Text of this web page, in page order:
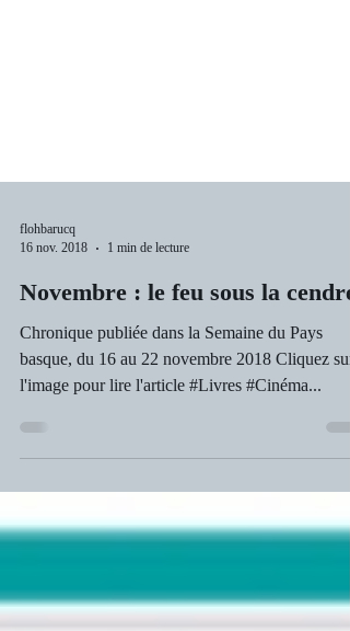
16 nov. 2018
1 min de lecture
Novembre : le feu sous la cendre
Chronique publiée dans la Semaine du Pays
basque, du 16 au 22 novembre 2018 Cliquez sur